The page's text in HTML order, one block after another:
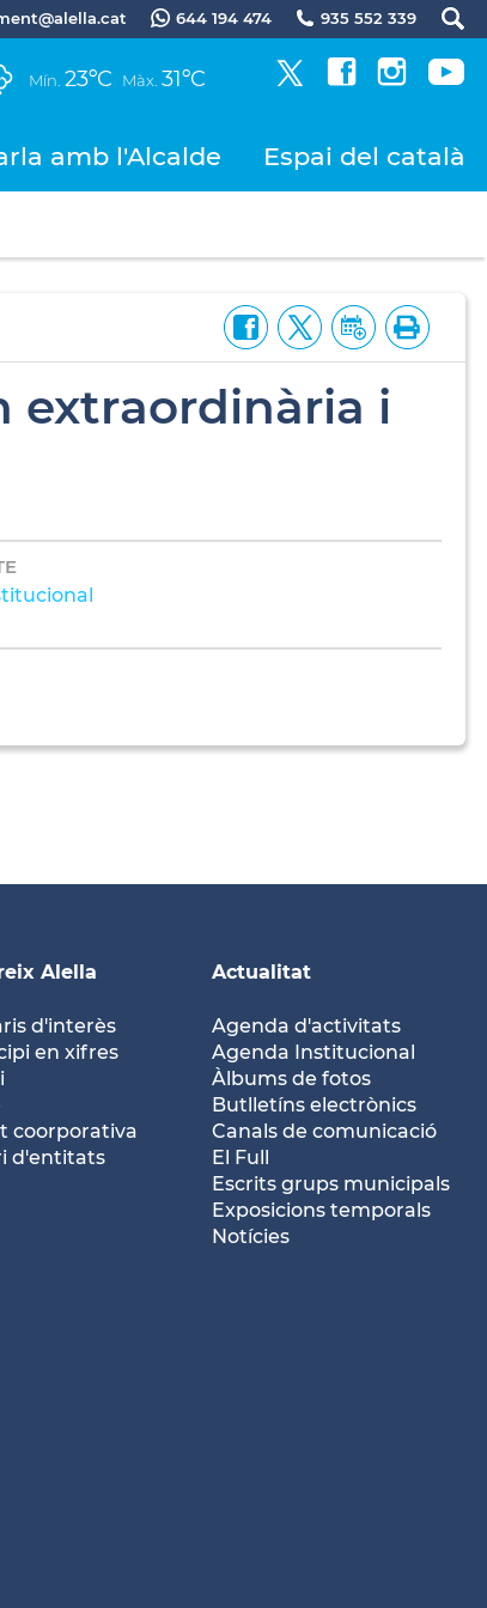
644 194 474 935 552 339
Mín. 23ºC Màx. 31ºC
amb l'Alcalde Espai del català
extraordinària i
Alella
d'interès
en xifres
coorporativa
d'entitats
Actualitat
Agenda d'activitats
Agenda Institucional
Àlbums de fotos
Butlletíns electrònics
Canals de comunicació
El Full
Escrits grups municipals
Exposicions temporals
Notícies